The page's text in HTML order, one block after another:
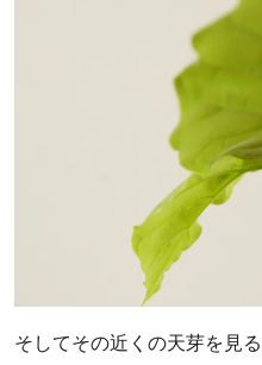
そしてその近くの天芽を見